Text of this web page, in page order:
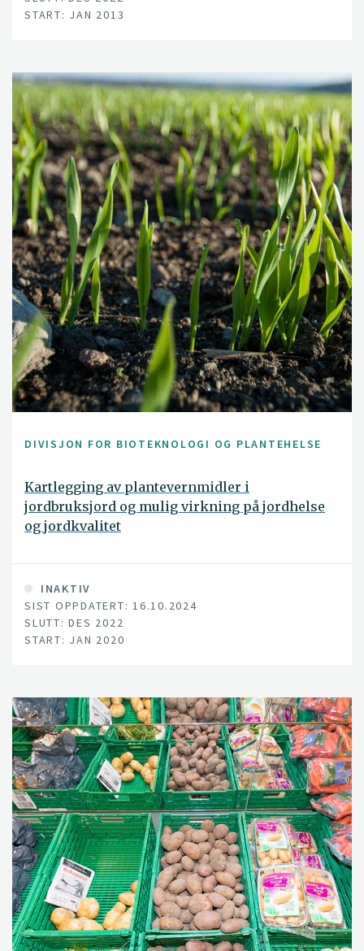
START: JAN 2013
DIVISJON FOR BIOTEKNOLOGI OG PLANTEHELSE
Kartlegging av plantevernmidler i
jordbruksjord og mulig virkning på jordhelse
og jordkvalitet
INAKTIV
SIST OPPDATERT: 16.10.2024
SLUTT: DES 2022
START: JAN 2020